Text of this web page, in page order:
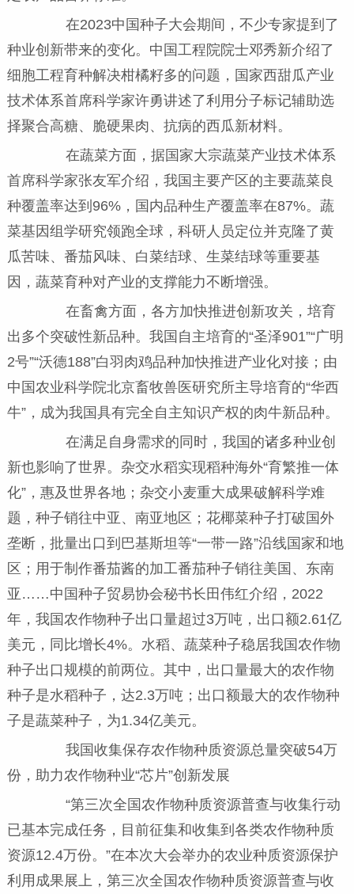
在2023中国种子大会期间，不少专家提到了
种业创新带来的变化。中国工程院院士邓秀新介绍了
细胞工程育种解决柑橘籽多的问题，国家西甜瓜产业
技术体系首席科学家许勇讲述了利用分子标记辅助选
择聚合高糖、脆硬果肉、抗病的西瓜新材料。
在蔬菜方面，据国家大宗蔬菜产业技术体系
首席科学家张友军介绍，我国主要产区的主要蔬菜良
种覆盖率达到96%，国内品种生产覆盖率在87%。蔬
菜基因组学研究领跑全球，科研人员定位并克隆了黄
瓜苦味、番茄风味、白菜结球、生菜结球等重要基
因，蔬菜育种对产业的支撑能力不断增强。
在畜禽方面，各方加快推进创新攻关，培育
出多个突破性新品种。我国自主培育的“圣泽901”“广明
2号”“沃德188”白羽肉鸡品种加快推进产业化对接；由
中国农业科学院北京畜牧兽医研究所主导培育的“华西
牛”，成为我国具有完全自主知识产权的肉牛新品种。
在满足自身需求的同时，我国的诸多种业创
新也影响了世界。杂交水稻实现稻种海外“育繁推一体
化”，惠及世界各地；杂交小麦重大成果破解科学难
题，种子销往中亚、南亚地区；花椰菜种子打破国外
垄断，批量出口到巴基斯坦等“一带一路”沿线国家和地
区；用于制作番茄酱的加工番茄种子销往美国、东南
亚……中国种子贸易协会秘书长田伟红介绍，2022
年，我国农作物种子出口量超过3万吨，出口额2.61亿
美元，同比增长4%。水稻、蔬菜种子稳居我国农作物
种子出口规模的前两位。其中，出口量最大的农作物
种子是水稻种子，达2.3万吨；出口额最大的农作物种
子是蔬菜种子，为1.34亿美元。
我国收集保存农作物种质资源总量突破54万
份，助力农作物种业“芯片”创新发展
“第三次全国农作物种质资源普查与收集行动
已基本完成任务，目前征集和收集到各类农作物种质
资源12.4万份。”在本次大会举办的农业种质资源保护
利用成果展上，第三次全国农作物种质资源普查与收